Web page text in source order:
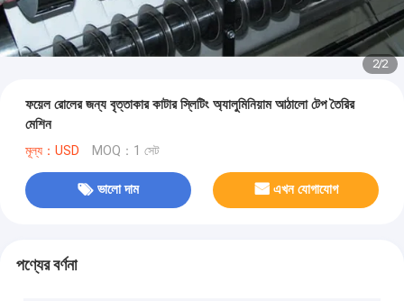
2/2
ফয়েল রোলের জন্য বৃত্তাকার কাটার স্লিটিং অ্যালুমিনিয়াম আঠালো টেপ তৈরির
মেশিন
মূল্য：USD MOQ：1 সেট
ভালো দাম এখন যোগাযোগ
পণ্যের বর্ণনা